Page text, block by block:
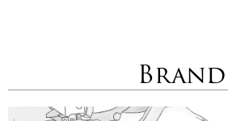
Brand